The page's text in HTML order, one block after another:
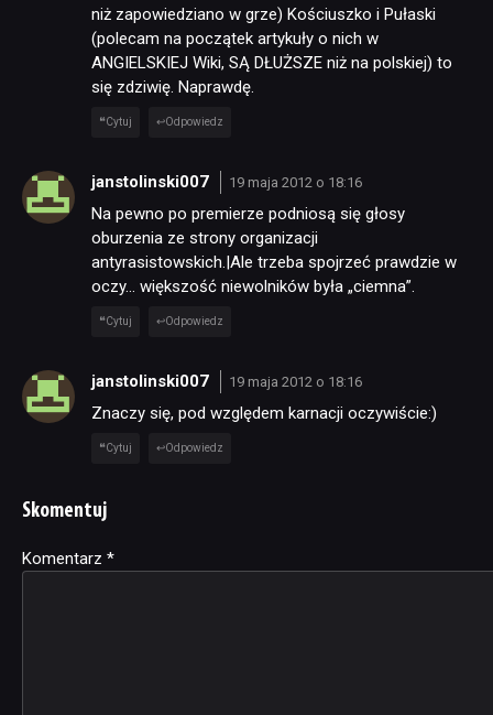
niż zapowiedziano w grze) Kościuszko i Pułaski
(polecam na początek artykuły o nich w
ANGIELSKIEJ Wiki, SĄ DŁUŻSZE niż na polskiej) to
się zdziwię. Naprawdę.
Cytuj Odpowiedz
janstolinski007 19 maja 2012 o 18:16
Na pewno po premierze podniosą się głosy
oburzenia ze strony organizacji
antyrasistowskich.|Ale trzeba spojrzeć prawdzie w
oczy… większość niewolników była „ciemna”.
Cytuj Odpowiedz
janstolinski007 19 maja 2012 o 18:16
Znaczy się, pod względem karnacji oczywiście:)
Cytuj Odpowiedz
Skomentuj
Komentarz *
Alternative: